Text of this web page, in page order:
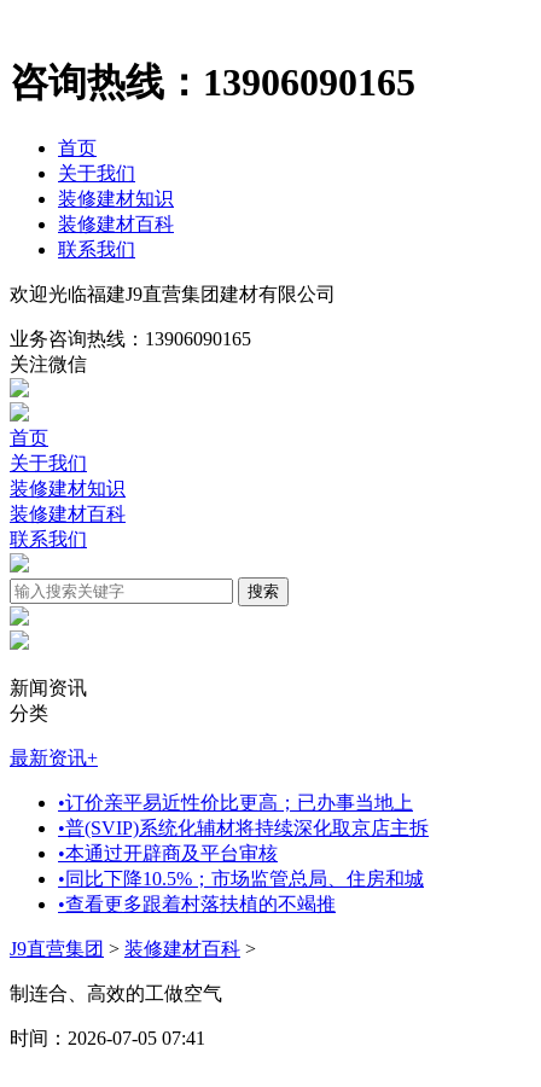
咨询热线： 13906090165
首页
关于我们
装修建材知识
装修建材百科
联系我们
欢迎光临福建J9直营集团建材有限公司
业务咨询热线： 13906090165
关注微信
首页
关于我们
装修建材知识
装修建材百科
联系我们
新闻资讯
分类
最新资讯+
•订价亲平易近性价比更高；已办事当地上
•普(SVIP)系统化辅材将持续深化取京店主拆
•本通过开辟商及平台审核
•同比下降10.5%；市场监管总局、住房和城
•查看更多跟着村落扶植的不竭推
J9直营集团 > 装修建材百科 >
制连合、高效的工做空气
时间：2026-07-05 07:41